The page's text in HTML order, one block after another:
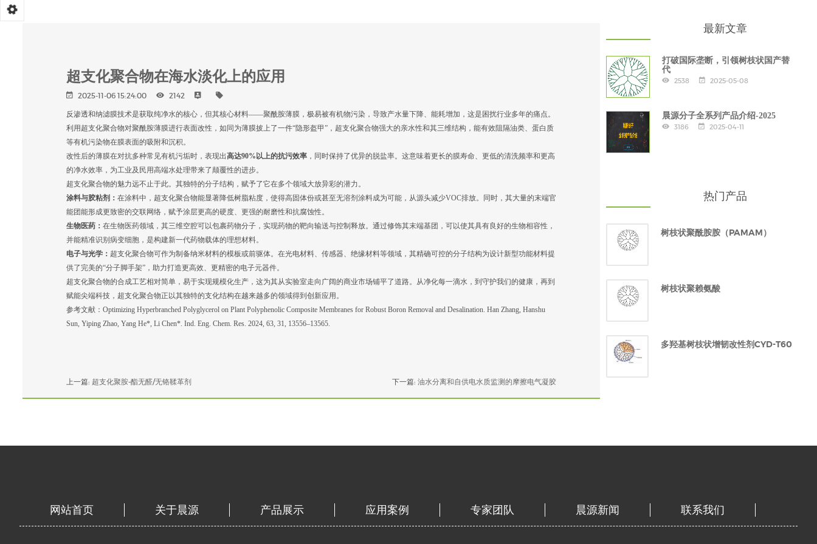
超支化聚合物在海水淡化上的应用
2025-11-06 15:24:00 2142
反渗透和纳滤膜技术是获取纯净水的核心，但其核心材料——聚酰胺薄膜，极易被有机物污染，导致产水量下降、能耗增加，这是困扰行业多年的痛点。
利用超支化聚合物对聚酰胺薄膜进行表面改性，如同为薄膜披上了一件“隐形盔甲”，超支化聚合物强大的亲水性和其三维结构，能有效阻隔油类、蛋白质
等有机污染物在膜表面的吸附和沉积。
改性后的薄膜在对抗多种常见有机污垢时，表现出高达90%以上的抗污效率 ，同时保持了优异的脱盐率。这意味着更长的膜寿命、更低的清洗频率和更高
的净水效率，为工业及民用高端水处理带来了颠覆性的进步。
超支化聚合物的魅力远不止于此。其独特的分子结构，赋予了它在多个领域大放异彩的潜力。
涂料与胶粘剂： 在涂料中，超支化聚合物能显著降低树脂粘度，使得高固体份或甚至无溶剂涂料成为可能，从源头减少VOC排放。同时，其大量的末端官
能团能形成更致密的交联网络，赋予涂层更高的硬度、更强的耐磨性和抗腐蚀性。
生物医药： 在生物医药领域，其三维空腔可以包裹药物分子，实现药物的靶向输送与控制释放。通过修饰其末端基团，可以使其具有良好的生物相容性，
并能精准识别病变细胞，是构建新一代药物载体的理想材料。
电子与光学： 超支化聚合物可作为制备纳米材料的模板或前驱体。在光电材料、传感器、绝缘材料等领域，其精确可控的分子结构为设计新型功能材料提
供了完美的“分子脚手架”，助力打造更高效、更精密的电子元器件。
超支化聚合物的合成工艺相对简单，易于实现规模化生产，这为其从实验室走向广阔的商业市场铺平了道路。从净化每一滴水，到守护我们的健康，再到
赋能尖端科技，超支化聚合物正以其独特的支化结构在越来越多的领域得到创新应用。
参考文献：Optimizing Hyperbranched Polyglycerol on Plant Polyphenolic Composite Membranes for Robust Boron Removal and Desalination. Han Zhang, Hanshu
Sun, Yiping Zhao, Yang He*, Li Chen*. Ind. Eng. Chem. Res. 2024, 63, 31, 13556–13565.
上一篇: 超支化聚胺-酯无醛/无铬鞣革剂 下一篇: 油水分离和自供电水质监测的摩擦电气凝胶
最新文章
打破国际垄断，引领树枝状国产替
代
2538 2025-05-08
晨源分子全系列产品介绍-2025
3186 2025-04-11
热门产品
树枝状聚酰胺胺（PAMAM）
树枝状聚赖氨酸
多羟基树枝状增韧改性剂CYD-T60
网站首页 关于晨源 产品展示 应用案例 专家团队 晨源新闻 联系我们